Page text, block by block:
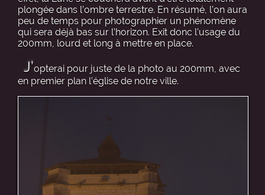
plongée dans l’ombre terrestre. En résumé, l’on aura
peu de temps pour photographier un phénomène
qui sera déjà bas sur l’horizon. Exit donc l’usage du
200mm, lourd et long à mettre en place.
J’opterai pour juste de la photo au 200mm, avec
en premier plan l’église de notre ville.